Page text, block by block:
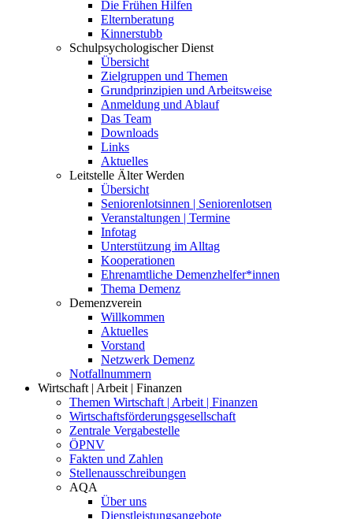
Die Frühen Hilfen
Elternberatung
Kinnerstubb
Schulpsychologischer Dienst
Übersicht
Zielgruppen und Themen
Grundprinzipien und Arbeitsweise
Anmeldung und Ablauf
Das Team
Downloads
Links
Aktuelles
Leitstelle Älter Werden
Übersicht
Seniorenlotsinnen | Seniorenlotsen
Veranstaltungen | Termine
Infotag
Unterstützung im Alltag
Kooperationen
Ehrenamtliche Demenzhelfer*innen
Thema Demenz
Demenzverein
Willkommen
Aktuelles
Vorstand
Netzwerk Demenz
Notfallnummern
Wirtschaft | Arbeit | Finanzen
Themen Wirtschaft | Arbeit | Finanzen
Wirtschaftsförderungsgesellschaft
Zentrale Vergabestelle
ÖPNV
Fakten und Zahlen
Stellenausschreibungen
AQA
Über uns
Dienstleistungsangebote